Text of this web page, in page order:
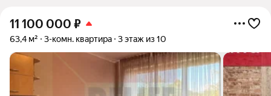
11 100 000 ₽
63,4 м² 3-комн. квартира 3 этаж из 10